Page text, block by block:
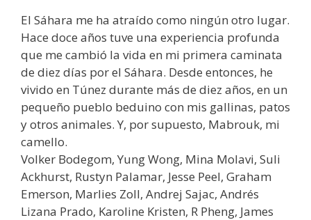
El Sáhara me ha atraído como ningún otro lugar.
Hace doce años tuve una experiencia profunda
que me cambió la vida en mi primera caminata
de diez días por el Sáhara. Desde entonces, he
vivido en Túnez durante más de diez años, en un
pequeño pueblo beduino con mis gallinas, patos
y otros animales. Y, por supuesto, Mabrouk, mi
camello.
Volker Bodegom, Yung Wong, Mina Molavi, Suli
Ackhurst, Rustyn Palamar, Jesse Peel, Graham
Emerson, Marlies Zoll, Andrej Sajac, Andrés
Lizana Prado, Karoline Kristen, R Pheng, James